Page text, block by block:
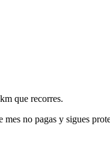
que recorres.
no pagas y sigues